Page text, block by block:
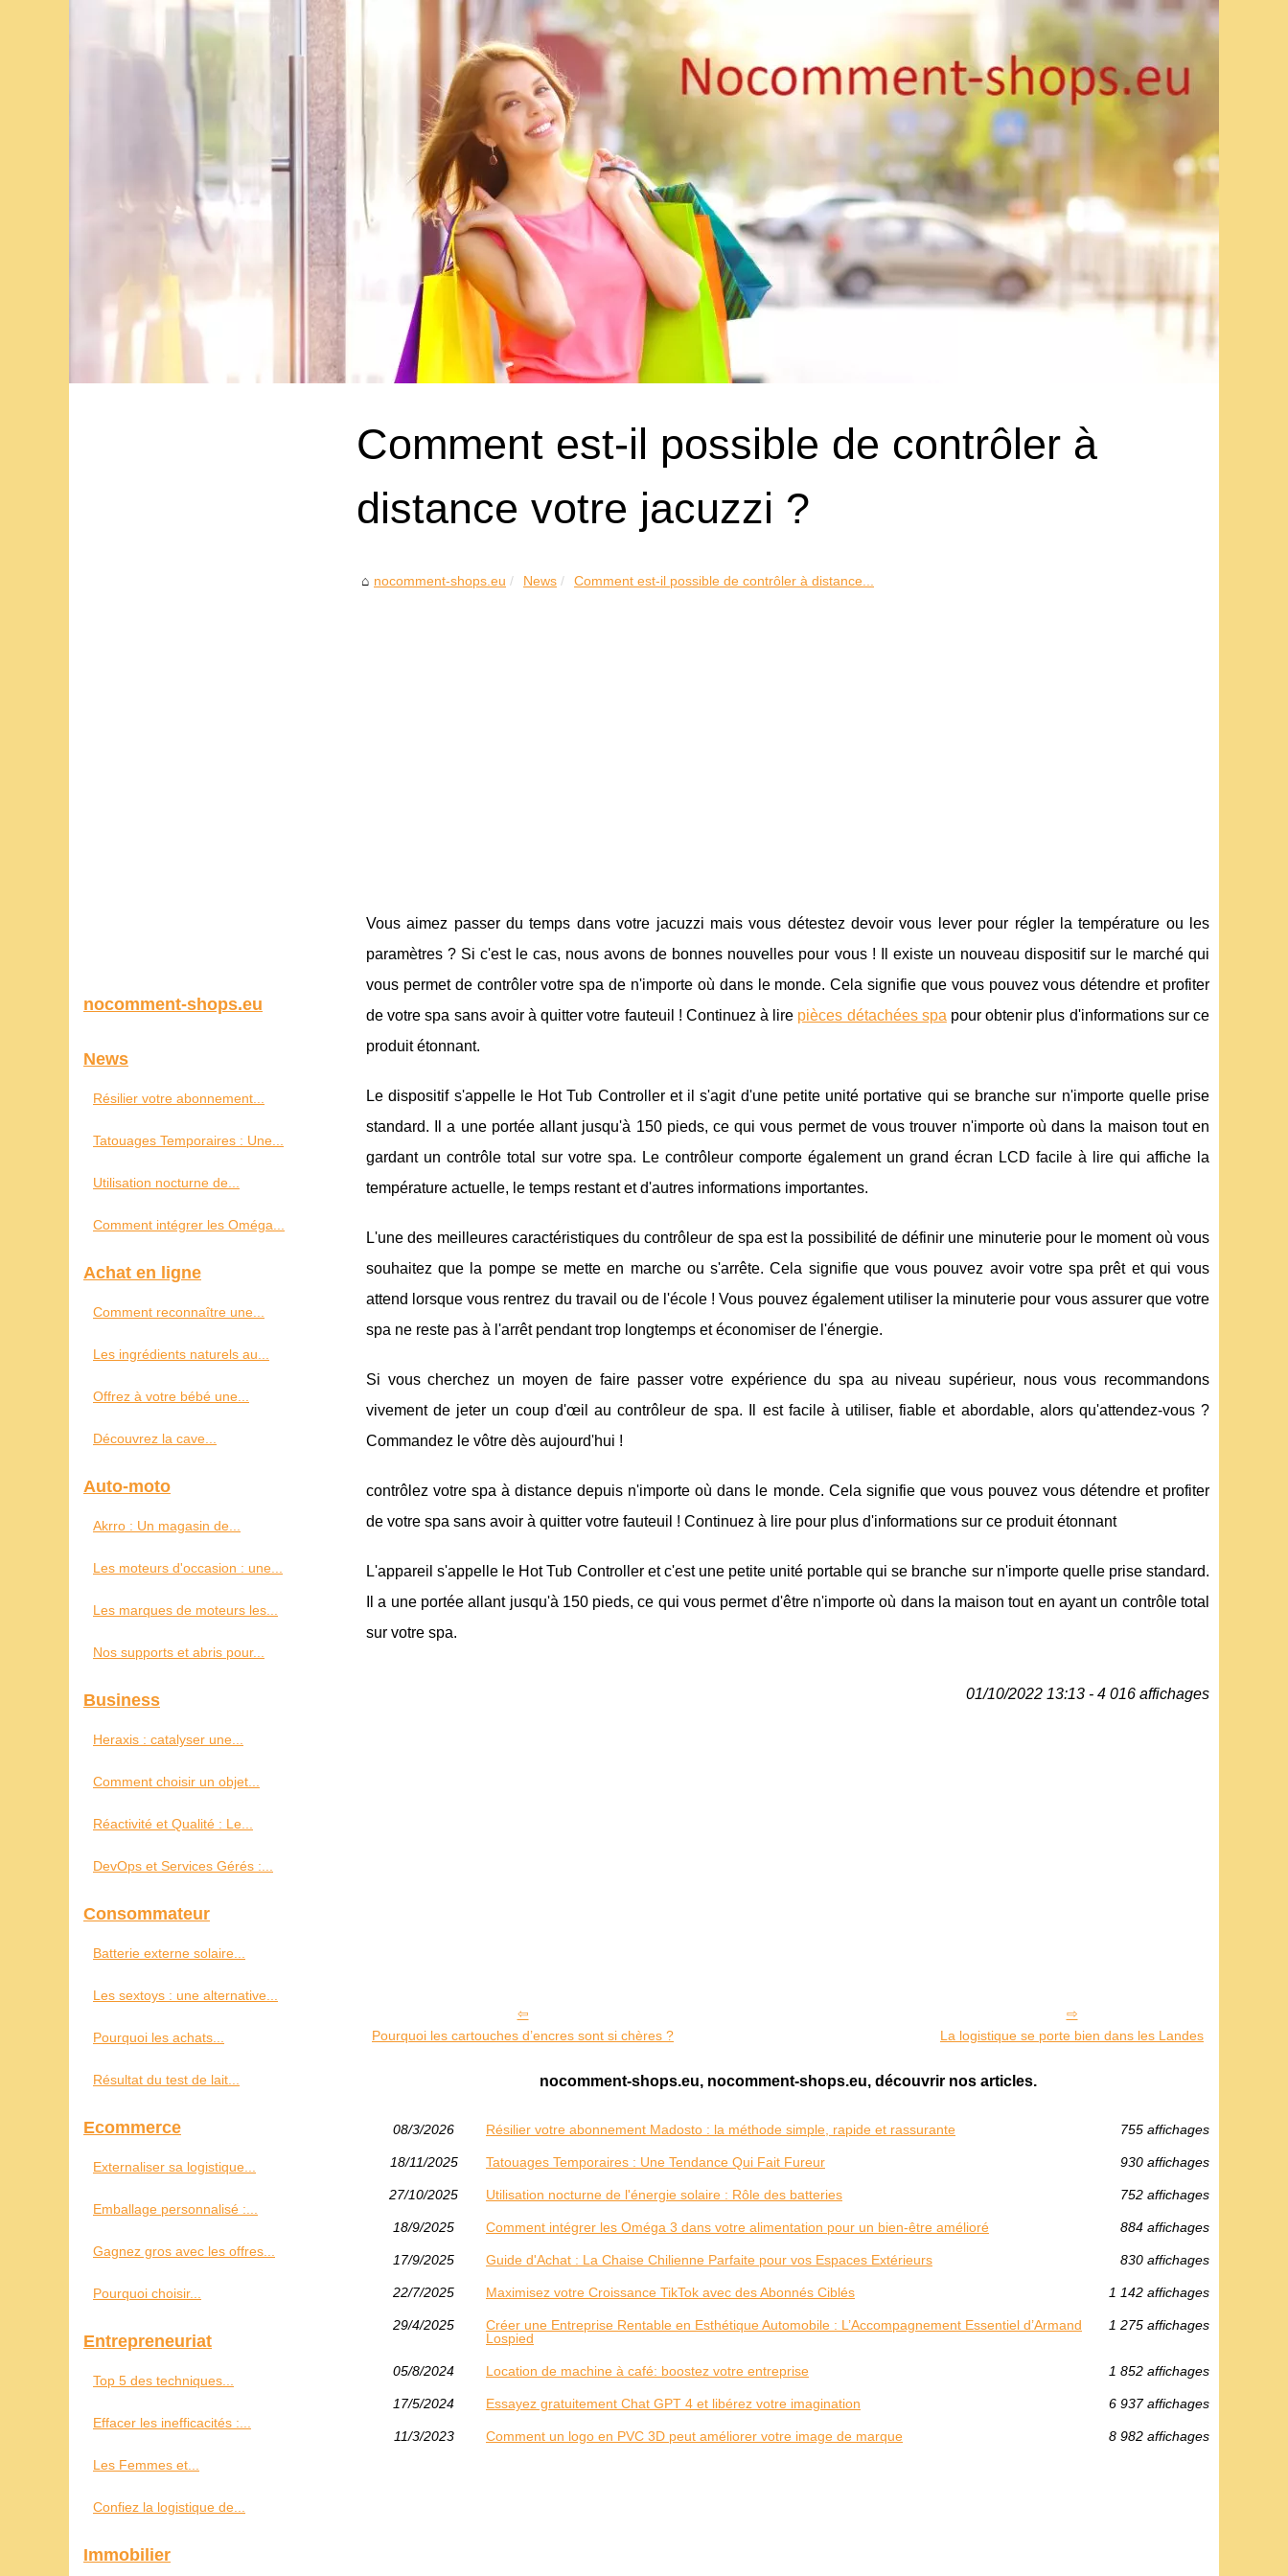
Comment est-il possible de contrôler à
distance votre jacuzzi ?
nocomment-shops.eu News Comment est-il possible de contrôler à distance...
Vous aimez passer du temps dans votre jacuzzi mais vous détestez devoir vous lever pour régler la température ou les
paramètres ? Si c'est le cas, nous avons de bonnes nouvelles pour vous ! Il existe un nouveau dispositif sur le marché qui
vous permet de contrôler votre spa de n'importe où dans le monde. Cela signifie que vous pouvez vous détendre et profiter
de votre spa sans avoir à quitter votre fauteuil ! Continuez à lire pièces détachées spa pour obtenir plus d'informations sur ce
produit étonnant.
Le dispositif s'appelle le Hot Tub Controller et il s'agit d'une petite unité portative qui se branche sur n'importe quelle prise
standard. Il a une portée allant jusqu'à 150 pieds, ce qui vous permet de vous trouver n'importe où dans la maison tout en
gardant un contrôle total sur votre spa. Le contrôleur comporte également un grand écran LCD facile à lire qui affiche la
température actuelle, le temps restant et d'autres informations importantes.
L'une des meilleures caractéristiques du contrôleur de spa est la possibilité de définir une minuterie pour le moment où vous
souhaitez que la pompe se mette en marche ou s'arrête. Cela signifie que vous pouvez avoir votre spa prêt et qui vous
attend lorsque vous rentrez du travail ou de l'école ! Vous pouvez également utiliser la minuterie pour vous assurer que votre
spa ne reste pas à l'arrêt pendant trop longtemps et économiser de l'énergie.
Si vous cherchez un moyen de faire passer votre expérience du spa au niveau supérieur, nous vous recommandons
vivement de jeter un coup d'œil au contrôleur de spa. Il est facile à utiliser, fiable et abordable, alors qu'attendez-vous ?
Commandez le vôtre dès aujourd'hui !
contrôlez votre spa à distance depuis n'importe où dans le monde. Cela signifie que vous pouvez vous détendre et profiter
de votre spa sans avoir à quitter votre fauteuil ! Continuez à lire pour plus d'informations sur ce produit étonnant
L'appareil s'appelle le Hot Tub Controller et c'est une petite unité portable qui se branche sur n'importe quelle prise standard.
Il a une portée allant jusqu'à 150 pieds, ce qui vous permet d'être n'importe où dans la maison tout en ayant un contrôle total
sur votre spa.
01/10/2022 13:13 - 4 016 affichages
Pourquoi les cartouches d’encres sont si chères ? La logistique se porte bien dans les Landes
nocomment-shops.eu, nocomment-shops.eu, découvrir nos articles.
08/3/2026 Résilier votre abonnement Madosto : la méthode simple, rapide et rassurante 755 affichages
18/11/2025 Tatouages Temporaires : Une Tendance Qui Fait Fureur 930 affichages
27/10/2025 Utilisation nocturne de l'énergie solaire : Rôle des batteries 752 affichages
18/9/2025 Comment intégrer les Oméga 3 dans votre alimentation pour un bien-être amélioré 884 affichages
17/9/2025 Guide d'Achat : La Chaise Chilienne Parfaite pour vos Espaces Extérieurs 830 affichages
22/7/2025 Maximisez votre Croissance TikTok avec des Abonnés Ciblés 1 142 affichages
29/4/2025
Créer une Entreprise Rentable en Esthétique Automobile : L’Accompagnement Essentiel d’Armand
Lospied
1 275 affichages
05/8/2024 Location de machine à café: boostez votre entreprise 1 852 affichages
17/5/2024 Essayez gratuitement Chat GPT 4 et libérez votre imagination 6 937 affichages
11/3/2023 Comment un logo en PVC 3D peut améliorer votre image de marque 8 982 affichages
nocomment-shops.eu
News
Résilier votre abonnement...
Tatouages Temporaires : Une...
Utilisation nocturne de...
Comment intégrer les Oméga...
Achat en ligne
Comment reconnaître une...
Les ingrédients naturels au...
Offrez à votre bébé une...
Découvrez la cave...
Auto-moto
Akrro : Un magasin de...
Les moteurs d'occasion : une...
Les marques de moteurs les...
Nos supports et abris pour...
Business
Heraxis : catalyser une...
Comment choisir un objet...
Réactivité et Qualité : Le...
DevOps et Services Gérés :...
Consommateur
Batterie externe solaire...
Les sextoys : une alternative...
Pourquoi les achats...
Résultat du test de lait...
Ecommerce
Externaliser sa logistique...
Emballage personnalisé :...
Gagnez gros avec les offres...
Pourquoi choisir...
Entrepreneuriat
Top 5 des techniques...
Effacer les inefficacités :...
Les Femmes et...
Confiez la logistique de...
Immobilier